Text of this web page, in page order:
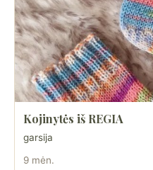
Kojinytės iš REGIA
garsija
9 mėn.